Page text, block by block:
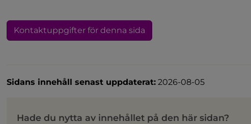
Kontaktuppgifter för denna sida
Sidans innehåll senast uppdaterat: 2026-08-05
Hade du nytta av innehållet på den här sidan?